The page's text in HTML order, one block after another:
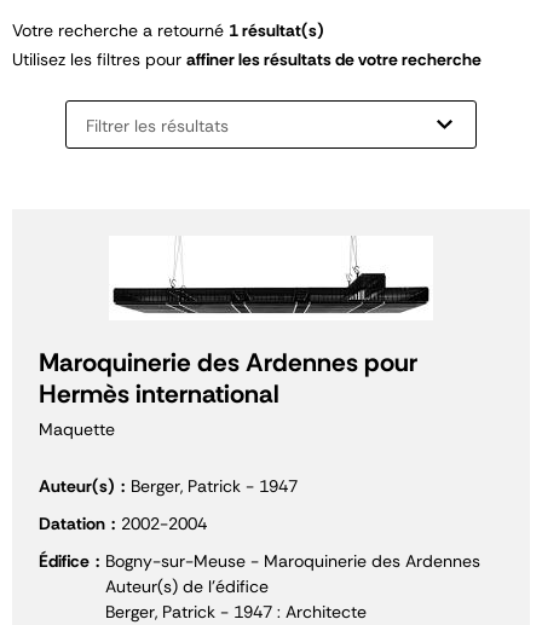
Votre recherche a retourné 1 résultat(s)
Utilisez les filtres pour affiner les résultats de votre recherche
Filtrer les résultats
Maroquinerie des Ardennes pour
Hermès international
Maquette
Auteur(s)
Berger, Patrick - 1947
Datation
2002-2004
Édifice
Bogny-sur-Meuse - Maroquinerie des Ardennes
Auteur(s) de l'édifice
Berger, Patrick - 1947 : Architecte